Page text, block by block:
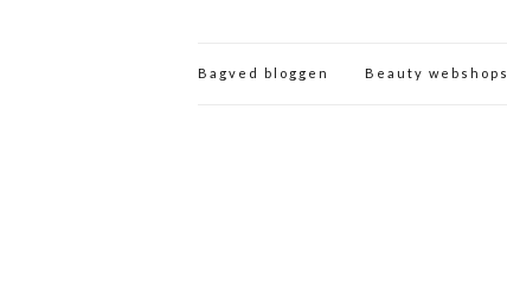
Bagved bloggen Beauty webshops